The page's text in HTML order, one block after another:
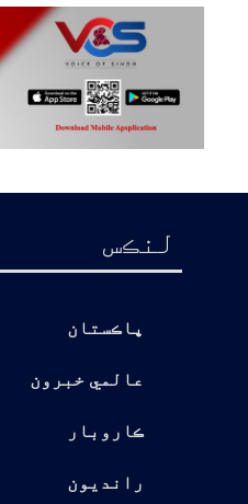
لنڪس
پاڪستان
عالمي خبرون
ڪاروبار
رانديون